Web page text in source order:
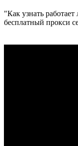
"Как узнать
бесплатный прокси